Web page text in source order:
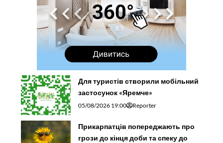
Для туристів створили мобільний
застосунок «Яремче»
05/08/2026 19:00 Reporter
Прикарпатців попереджають про
грози до кінця доби та спеку до